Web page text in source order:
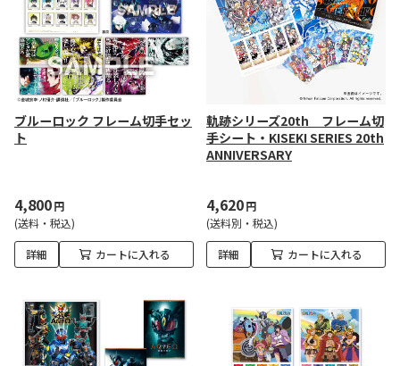
ブルーロック フレーム切手セッ
ト
4,800円
(送料・税込)
詳細 カートに入れる
軌跡シリーズ20th フレーム切
手シート・KISEKI SERIES 20th
ANNIVERSARY
4,620円
(送料別・税込)
詳細 カートに入れる